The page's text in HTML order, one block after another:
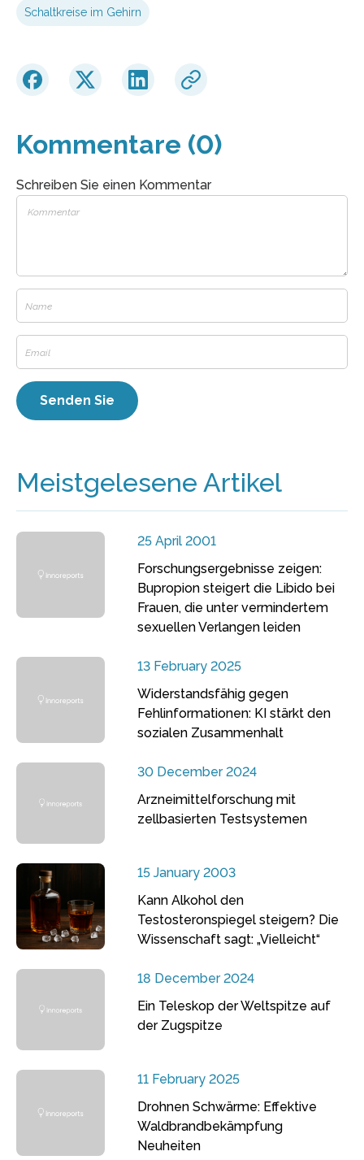
Schaltkreise im Gehirn
Kommentare (0)
Schreiben Sie einen Kommentar
Meistgelesene Artikel
25 April 2001
Forschungsergebnisse zeigen:
Bupropion steigert die Libido bei
Frauen, die unter vermindertem
sexuellen Verlangen leiden
13 February 2025
Widerstandsfähig gegen
Fehlinformationen: KI stärkt den
sozialen Zusammenhalt
30 December 2024
Arzneimittelforschung mit
zellbasierten Testsystemen
15 January 2003
Kann Alkohol den
Testosteronspiegel steigern? Die
Wissenschaft sagt: „Vielleicht“
18 December 2024
Ein Teleskop der Weltspitze auf
der Zugspitze
11 February 2025
Drohnen Schwärme: Effektive
Waldbrandbekämpfung
Neuheiten